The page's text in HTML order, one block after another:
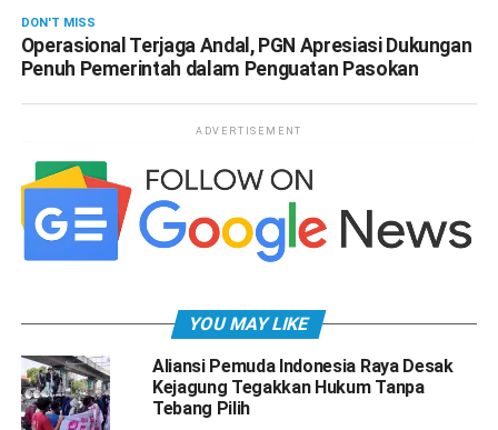
DON'T MISS
Operasional Terjaga Andal, PGN Apresiasi Dukungan
Penuh Pemerintah dalam Penguatan Pasokan
ADVERTISEMENT
YOU MAY LIKE
Aliansi Pemuda Indonesia Raya Desak
Kejagung Tegakkan Hukum Tanpa
Tebang Pilih